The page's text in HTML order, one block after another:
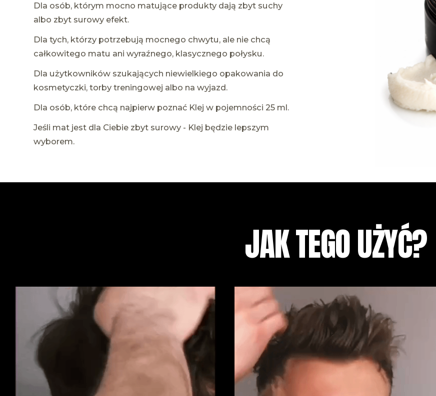
Dla osób, którym mocno matujące produkty dają zbyt suchy
albo zbyt surowy efekt.
Dla tych, którzy potrzebują mocnego chwytu, ale nie chcą
całkowitego matu ani wyraźnego, klasycznego połysku.
Dla użytkowników szukających niewielkiego opakowania do
kosmetyczki, torby treningowej albo na wyjazd.
Dla osób, które chcą najpierw poznać Klej w pojemności 25 ml.
Jeśli mat jest dla Ciebie zbyt surowy - Klej będzie lepszym
wyborem.
JAK TEGO UŻYĆ?